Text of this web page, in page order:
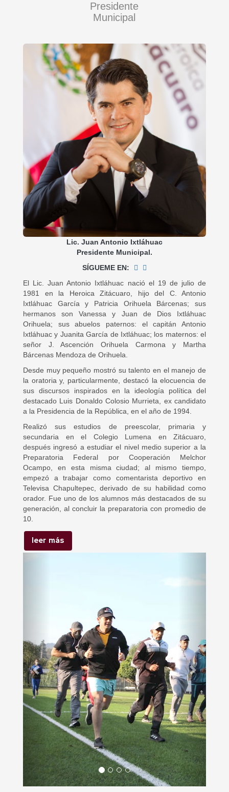
Presidente
Municipal
Lic. Juan Antonio Ixtláhuac
Presidente Municipal.
SÍGUEME EN:
El Lic. Juan Antonio Ixtláhuac nació el 19 de julio de
1981 en la Heroica Zitácuaro, hijo del C. Antonio
Ixtláhuac García y Patricia Orihuela Bárcenas; sus
hermanos son Vanessa y Juan de Dios Ixtláhuac
Orihuela; sus abuelos paternos: el capitán Antonio
Ixtláhuac y Juanita García de Ixtláhuac; los maternos: el
señor J. Ascención Orihuela Carmona y Martha
Bárcenas Mendoza de Orihuela.
Desde muy pequeño mostró su talento en el manejo de
la oratoria y, particularmente, destacó la elocuencia de
sus discursos inspirados en la ideología política del
destacado Luis Donaldo Colosio Murrieta, ex candidato
a la Presidencia de la República, en el año de 1994.
Realizó sus estudios de preescolar, primaria y
secundaria en el Colegio Lumena en Zitácuaro,
después ingresó a estudiar el nivel medio superior a la
Preparatoria Federal por Cooperación Melchor
Ocampo, en esta misma ciudad; al mismo tiempo,
empezó a trabajar como comentarista deportivo en
Televisa Chapultepec, derivado de su habilidad como
orador. Fue uno de los alumnos más destacados de su
generación, al concluir la preparatoria con promedio de
10.
leer más